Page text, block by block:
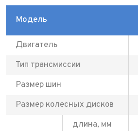
Модель
Двигатель
Тип трансмиссии
Размер шин
Размер колесных дисков
длина, мм